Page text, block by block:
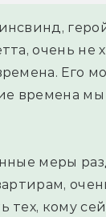
очень не
Его
времена мы
меры
тех, кому